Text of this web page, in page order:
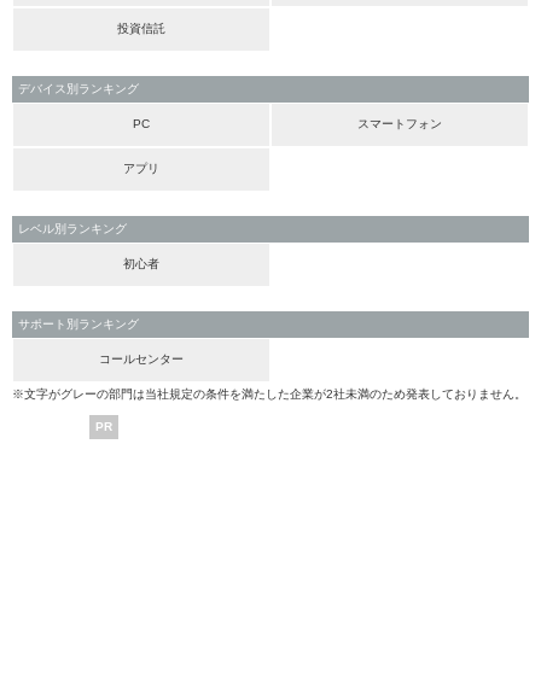
投資信託
デバイス別ランキング
PC スマートフォン
アプリ
レベル別ランキング
初心者
サポート別ランキング
コールセンター
※文字がグレーの部門は当社規定の条件を満たした企業が2社未満のため発表しておりません。
PR